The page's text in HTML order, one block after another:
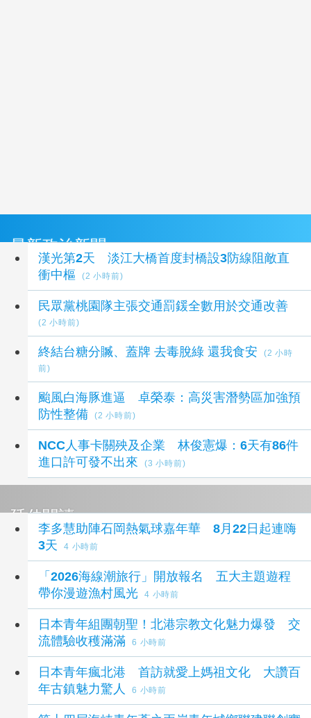
最新政治新聞
漢光第2天 淡江大橋首度封橋設3防線阻敵直
衝中樞
(2 小時前)
民眾黨桃園隊主張交通罰鍰全數用於交通改善
(2 小時前)
終結台糖分贓、蓋牌 去毒脫綠 還我食安
(2 小時
前)
颱風白海豚進逼 卓榮泰：高災害潛勢區加強預
防性整備
(2 小時前)
NCC人事卡關殃及企業 林俊憲爆：6天有86件
進口許可發不出來
(3 小時前)
延伸閱讀
李多慧助陣石岡熱氣球嘉年華 8月22日起連嗨
3天
4 小時前
「2026海線潮旅行」開放報名 五大主題遊程
帶你漫遊漁村風光
4 小時前
日本青年組團朝聖！北港宗教文化魅力爆發 交
流體驗收穫滿滿
6 小時前
日本青年瘋北港 首訪就愛上媽祖文化 大讚百
年古鎮魅力驚人
6 小時前